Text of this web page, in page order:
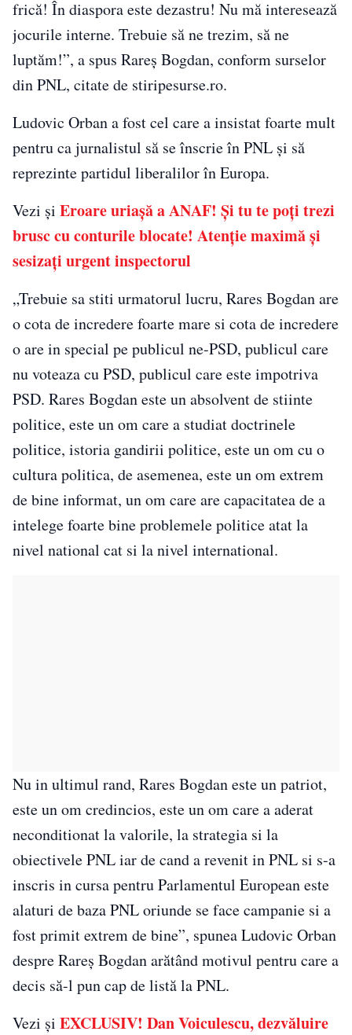
frică! În diaspora este dezastru! Nu mă interesează
jocurile interne. Trebuie să ne trezim, să ne
luptăm!”, a spus Rareș Bogdan, conform surselor
din PNL, citate de stiripesurse.ro.
Ludovic Orban a fost cel care a insistat foarte mult
pentru ca jurnalistul să se înscrie în PNL și să
reprezinte partidul liberalilor în Europa.
Vezi și Eroare uriașă a ANAF! Și tu te poți trezi
brusc cu conturile blocate! Atenție maximă și
sesizați urgent inspectorul
„Trebuie sa stiti urmatorul lucru, Rares Bogdan are
o cota de incredere foarte mare si cota de incredere
o are in special pe publicul ne-PSD, publicul care
nu voteaza cu PSD, publicul care este impotriva
PSD. Rares Bogdan este un absolvent de stiinte
politice, este un om care a studiat doctrinele
politice, istoria gandirii politice, este un om cu o
cultura politica, de asemenea, este un om extrem
de bine informat, un om care are capacitatea de a
intelege foarte bine problemele politice atat la
nivel national cat si la nivel international.
Nu in ultimul rand, Rares Bogdan este un patriot,
este un om credincios, este un om care a aderat
neconditionat la valorile, la strategia si la
obiectivele PNL iar de cand a revenit in PNL si s-a
inscris in cursa pentru Parlamentul European este
alaturi de baza PNL oriunde se face campanie si a
fost primit extrem de bine”, spunea Ludovic Orban
despre Rareș Bogdan arătând motivul pentru care a
decis să-l pun cap de listă la PNL.
Vezi și EXCLUSIV! Dan Voiculescu, dezvăluire